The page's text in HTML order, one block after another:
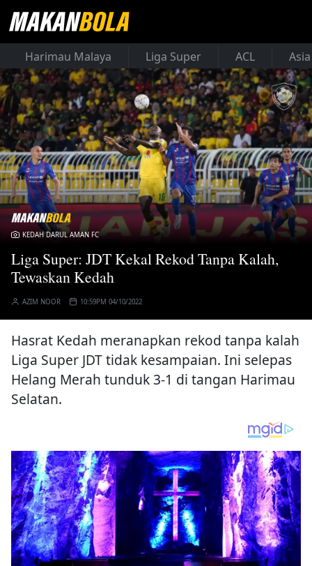
Harimau Malaya Liga Super ACL
KEDAH DARUL AMAN FC
Liga Super: JDT Kekal Rekod Tanpa Kalah,
Tewaskan Kedah
AZIM NOOR 10:59PM 04/10/2022
Hasrat Kedah meranapkan rekod tanpa kalah
Liga Super JDT tidak kesampaian. Ini selepas
Helang Merah tunduk 3-1 di tangan Harimau
Selatan.